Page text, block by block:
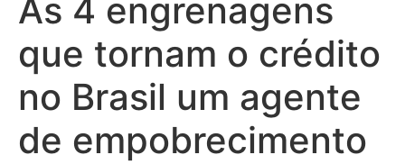
As 4 engrenagens
que tornam o crédito
no Brasil um agente
de empobrecimento